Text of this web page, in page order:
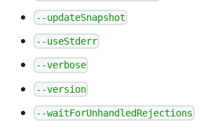
--updateSnapshot
--useStderr
--verbose
--version
--waitForUnhandledRejections